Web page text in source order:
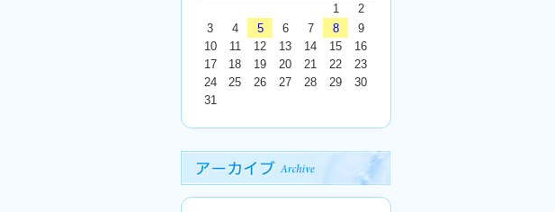
1
2
3
4 5 6 7 8
9
10
11 12 13 14 15
16
17
18 19 20 21 22
23
24
25 26 27 28 29
30
31